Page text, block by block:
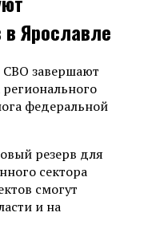
в Ярославле
СВО завершают
федеральной
резерв для
сектора
смогут
и на